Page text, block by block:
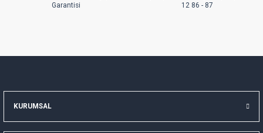
Garantisi
12 86 - 87
KURUMSAL